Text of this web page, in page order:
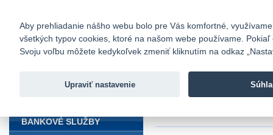
Fio banka
Fio banka
BANKOVÉ SLUŽBY
Aby prehliadanie nášho webu bolo pre Vás komfortné,
všetkých typov cookies, ktoré na našom webe používame.
Svoju voľbu môžete kedykoľvek zmeniť kliknutím na odkaz
Upraviť nastavenie